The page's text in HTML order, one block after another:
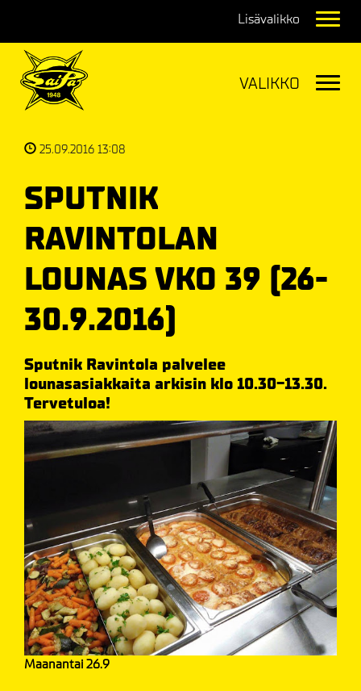
25.09.2016 13:08
SPUTNIK
RAVINTOLAN
LOUNAS VKO 39 (26-
30.9.2016)
Sputnik Ravintola palvelee
lounasasiakkaita arkisin klo 10.30-13.30.
Tervetuloa!
Maanantai 26.9